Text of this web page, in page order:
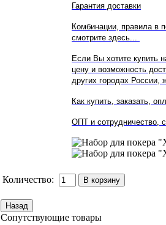
Гарантия доставки
Комбинации, правила в
смотрите здесь...
Если Вы хотите купить
цену и возможность
других городах России,
Как купить, заказать,
ОПТ и сотрудничество,
Количество:
Сопутствующие товары